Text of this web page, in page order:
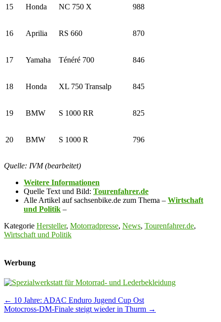
15 Honda NC 750 X 988
16 Aprilia RS 660 870
17 Yamaha Ténéré 700 846
18 Honda XL 750 Transalp 845
19 BMW S 1000 RR 825
20 BMW S 1000 R 796
Quelle: IVM (bearbeitet)
Weitere Informationen
Quelle Text und Bild: Tourenfahrer.de
Alle Artikel auf sachsenbike.de zum Thema – Wirtschaft
und Politik –
Kategorie Hersteller, Motorradpresse, News, Tourenfahrer.de,
Wirtschaft und Politik
Werbung
Post
navigation
← 10 Jahre: ADAC Enduro Jugend Cup Ost
Motocross-DM-Finale steigt wieder in Thurm →